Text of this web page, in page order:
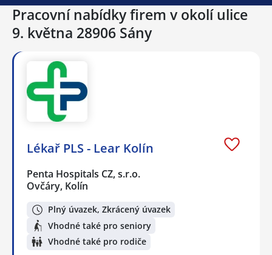
Pracovní nabídky firem v okolí ulice
9. května 28906 Sány
Lékař PLS - Lear Kolín
Penta Hospitals CZ, s.r.o.
Ovčáry, Kolín
Plný úvazek, Zkrácený úvazek
Vhodné také pro seniory
Vhodné také pro rodiče